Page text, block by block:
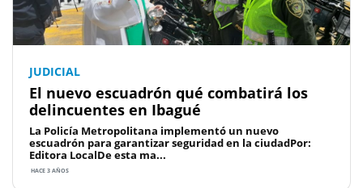
JUDICIAL
El nuevo escuadrón qué combatirá los
delincuentes en Ibagué
La Policía Metropolitana implementó un nuevo
escuadrón para garantizar seguridad en la ciudadPor:
Editora LocalDe esta ma...
HACE 3 AÑOS